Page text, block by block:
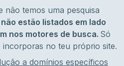
não temos uma pesquisa
estão listados em lado
nos motores de busca. Só
no teu próprio site.
a domínios específicos